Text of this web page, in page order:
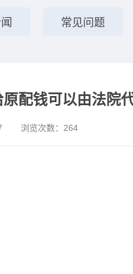
常见问题
配钱可以由法院
浏览次数： 264